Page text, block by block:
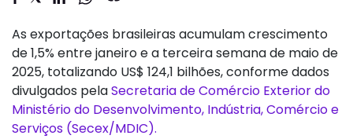
As exportações brasileiras acumulam crescimento
de 1,5% entre janeiro e a terceira semana de maio de
2025, totalizando US$ 124,1 bilhões, conforme dados
divulgados pelaSecretaria de Comércio Exterior do
Ministério do Desenvolvimento, Indústria, Comércio e
Serviços (Secex/MDIC).